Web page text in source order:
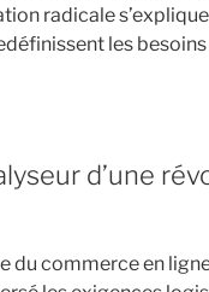
radicale
les besoins
d’une
du commerce en